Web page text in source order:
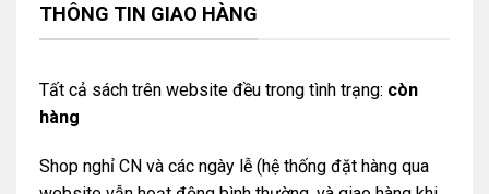
THÔNG TIN GIAO HÀNG
Tất cả sách trên website đều trong tình trạng: còn
hàng
Shop nghỉ CN và các ngày lễ (hệ thống đặt hàng qua